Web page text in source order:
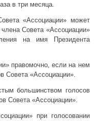
в три месяца.
«Ассоциации» может
Совета «Ассоциации»
на имя Президента
правомочно, если на нем
Совета «Ассоциации».
большинством голосов
Совета «Ассоциации».
при голосовании